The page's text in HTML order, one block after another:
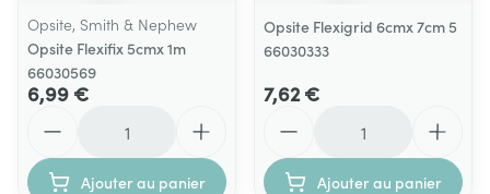
Opsite, Smith & Nephew
Opsite Flexifix 5cmx 1m
66030569
6,99 €
Ajouter au panier
Opsite Flexigrid 6cmx 7cm 5
66030333
7,62 €
Ajouter au panier